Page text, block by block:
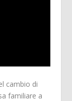
cambio di
familiare a